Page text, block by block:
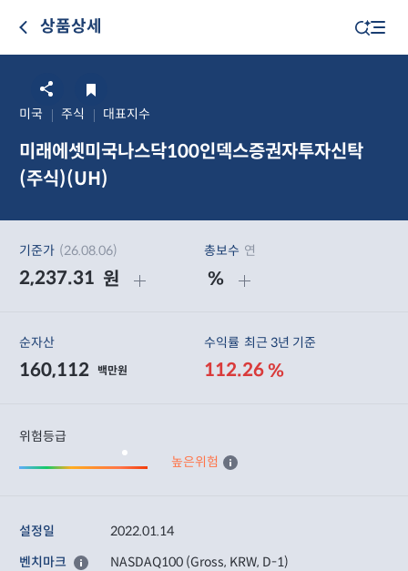
상품상세
미국 주식 대표지수
미래에셋미국나스닥100인덱스증권자투자신탁
(주식)(UH)
기준가 (26.08.06)
2,237.31 원
총보수 연
%
순자산
160,112 백만원
수익률 최근 3년 기준
112.26%
위험등급
높은위험
설정일
2022.01.14
벤치마크
NASDAQ100 (Gross, KRW, D-1)